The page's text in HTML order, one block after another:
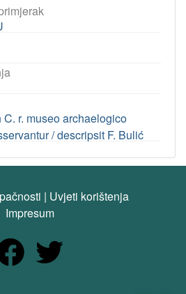
r. museo archaelogico
/ descripsit F. Bulić
| Uvjeti korištenja
Impresum